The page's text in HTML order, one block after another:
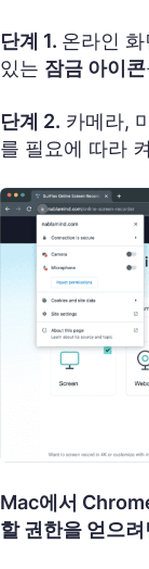
단계 1. 온라인
있는 잠금 아이콘
단계 2. 카메라,
를 필요에 따라
Mac에서
할 권한을 얻으려